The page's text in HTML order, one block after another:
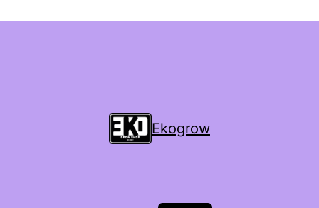
Ekogrow